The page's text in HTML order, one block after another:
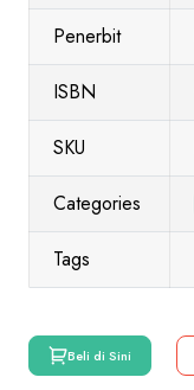
Penerbit
ISBN
SKU
Categories
Tags
Beli di Sini